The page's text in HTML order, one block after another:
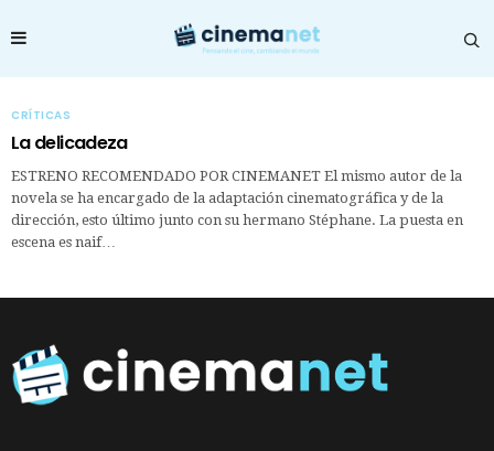
CRÍTICAS
La delicadeza
ESTRENO RECOMENDADO POR CINEMANET El mismo autor de la
novela se ha encargado de la adaptación cinematográfica y de la
dirección, esto último junto con su hermano Stéphane. La puesta en
escena es naif…